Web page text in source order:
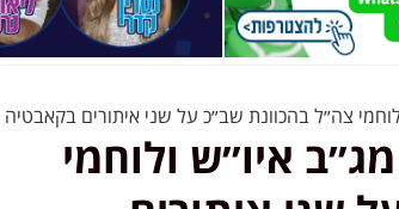
צה״ל בהכוונת שב״כ על שני איתורים בקאבטיה
איו״ש ולוחמי